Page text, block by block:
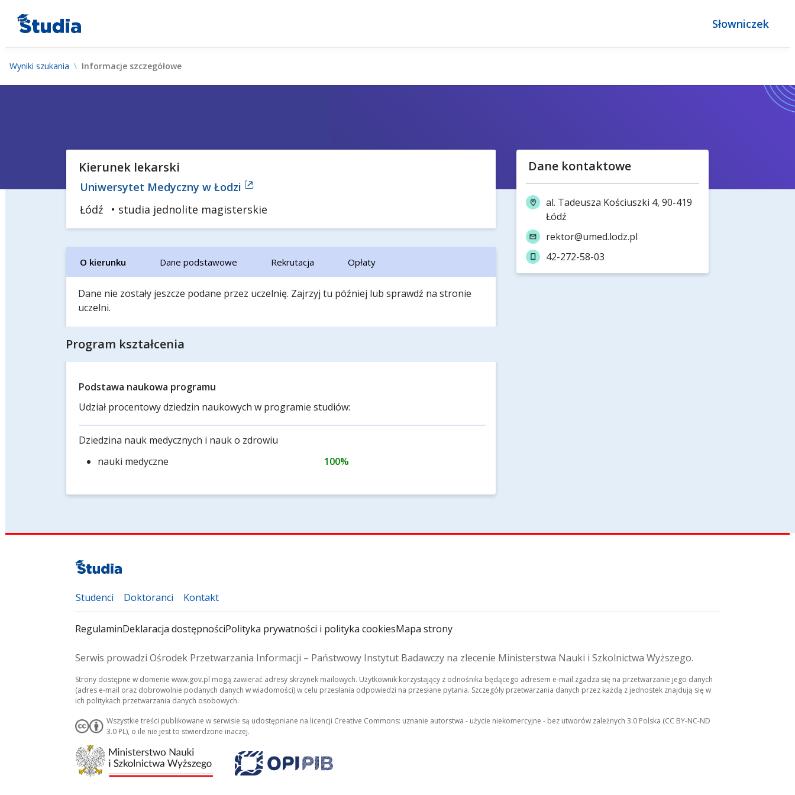
Słowniczek
Wyniki szukania Informacje szczegółowe
Kierunek lekarski
Uniwersytet Medyczny w Łodzi
Łódź
• studia jednolite magisterskie
O kierunku Dane podstawowe Rekrutacja Opłaty
Dane nie zostały jeszcze podane przez uczelnię. Zajrzyj tu później lub sprawdź na stronie
uczelni.
Program kształcenia
Podstawa naukowa programu
Udział procentowy dziedzin naukowych w programie studiów:
Dziedzina nauk medycznych i nauk o zdrowiu
nauki medyczne
100%
Dane kontaktowe
al. Tadeusza Kościuszki 4, 90-419
Łódź
rektor@umed.lodz.pl
42-272-58-03
Studenci Doktoranci Kontakt
RegulaminDeklaracja dostępnościPolityka prywatności i polityka cookiesMapa strony
Serwis prowadzi Ośrodek Przetwarzania Informacji – Państwowy Instytut Badawczy na zlecenie Ministerstwa Nauki i Szkolnictwa Wyższego.
Strony dostępne w domenie www.gov.pl mogą zawierać adresy skrzynek mailowych. Użytkownik korzystający z odnośnika będącego adresem e-mail zgadza się na przetwarzanie jego danych
(adres e-mail oraz dobrowolnie podanych danych w wiadomości) w celu przesłania odpowiedzi na przesłane pytania. Szczegóły przetwarzania danych przez każdą z jednostek znajdują się w
ich politykach przetwarzania danych osobowych.
Wszystkie treści publikowane w serwisie są udostępniane na licencji Creative Commons: uznanie autorstwa - użycie niekomercyjne - bez utworów zależnych 3.0 Polska (CC BY-NC-ND
3.0 PL), o ile nie jest to stwierdzone inaczej.